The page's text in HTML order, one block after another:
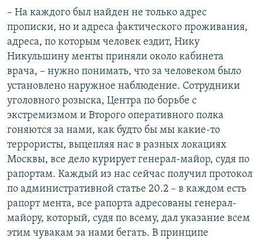
– На каждого был найден не только адрес
прописки, но и адреса фактического проживания,
адреса, по которым человек ездит, Нику
Никульшину менты приняли около кабинета
врача, – нужно понимать, что за человеком было
установлено наружное наблюдение. Сотрудники
уголовного розыска, Центра по борьбе с
экстремизмом и Второго оперативного полка
гоняются за нами, как будто бы мы какие-то
террористы, выцепляя нас в разных локациях
Москвы, все дело курирует генерал-майор, судя по
рапортам. Каждый из нас сейчас получил протокол
по административной статье 20.2 – в каждом есть
рапорт мента, все рапорта адресованы генерал-
майору, который, судя по всему, дал указание всем
этим чувакам за нами бегать. В принципе